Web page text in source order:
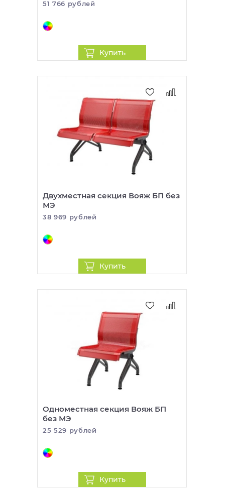
51 766 рублей
Купить
Двухместная секция Вояж БП без
МЭ
38 969 рублей
Купить
Одноместная секция Вояж БП
без МЭ
25 529 рублей
Купить